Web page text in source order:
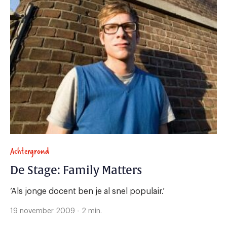
Achtergrond
De Stage: Family Matters
‘Als jonge docent ben je al snel populair.’
19 november 2009 - 2 min.